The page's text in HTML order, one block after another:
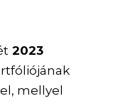
2023
mellyel